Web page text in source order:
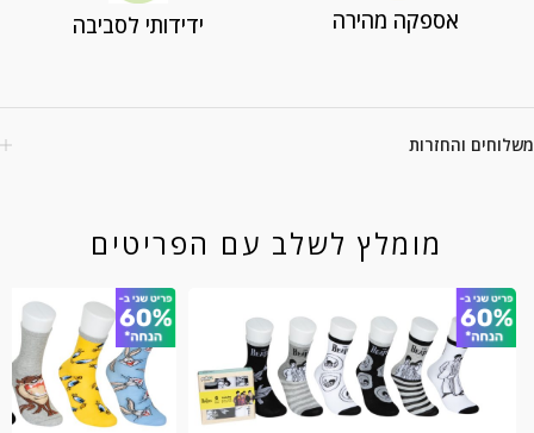
אספקה מהירה ידידותי לסביבה
משלוחים והחזרות
מומלץ לשלב עם הפריטים